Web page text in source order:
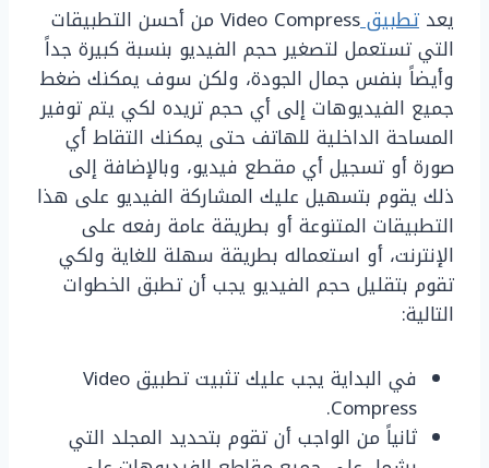
يعد تطبيق
Video Compress من أحسن التطبيقات
التي تستعمل لتصغير حجم الفيديو بنسبة كبيرة جداً
وأيضاً بنفس جمال الجودة، ولكن سوف يمكنك ضغط
جميع الفيديوهات إلى أي حجم تريده لكي يتم توفير
المساحة الداخلية للهاتف حتى يمكنك التقاط أي
صورة أو تسجيل أي مقطع فيديو، وبالإضافة إلى
ذلك يقوم بتسهيل عليك المشاركة الفيديو على هذا
التطبيقات المتنوعة أو بطريقة عامة رفعه على
الإنترنت، أو استعماله بطريقة سهلة للغاية ولكي
تقوم بتقليل حجم الفيديو يجب أن تطبق الخطوات
التالية:
في البداية يجب عليك تثبيت تطبيق Video
Compress.
ثانياً من الواجب أن تقوم بتحديد المجلد التي